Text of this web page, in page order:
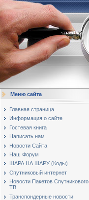
Меню сайта
Главная страница
Информация о сайте
Гостевая книга
Написать нам.
Новости Сайта
Наш Форум
ШАРА НА ШАРУ (Коды)
Спутниковый интернет
Новости Пакетов Спутникового
ТВ
Транспондерные новости